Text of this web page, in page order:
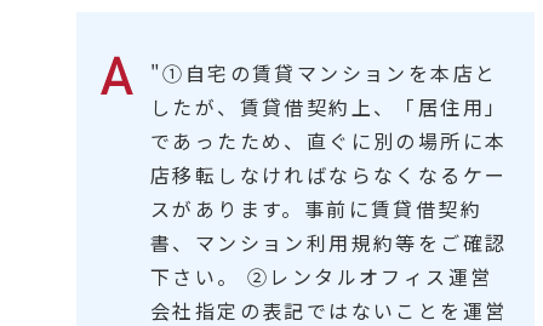
"①自宅の賃貸マンションを本店と
したが、賃貸借契約上、「居住用」
であったため、直ぐに別の場所に本
店移転しなければならなくなるケー
スがあります。事前に賃貸借契約
書、マンション利用規約等をご確認
下さい。 ②レンタルオフィス運営
会社指定の表記ではないことを運営